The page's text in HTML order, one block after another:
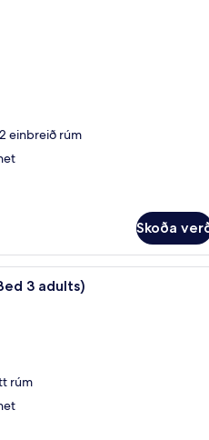
einbreið rúm
Skoða
Míníbar, öryggishólf í
3 adults)
rúm